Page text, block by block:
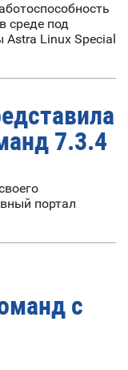
среде под
Linux Special
7.3.4
портал
с